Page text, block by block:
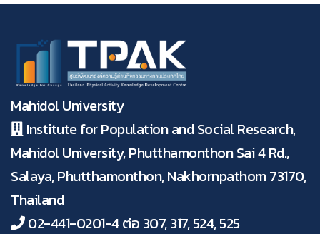
Mahidol University
Institute for Population and Social Research,
Mahidol University, Phutthamonthon Sai 4 Rd.,
Salaya, Phutthamonthon, Nakhornpathom 73170,
Thailand
02-441-0201-4 ต่อ 307, 317, 524, 525